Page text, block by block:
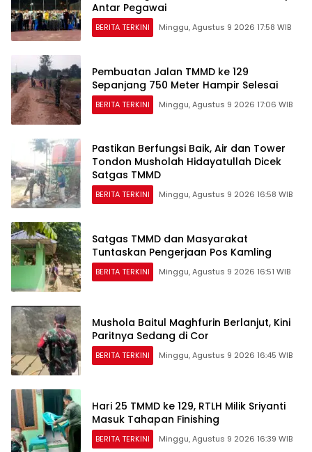
Antar Pegawai
BERITA TERKINI Minggu, Agustus 9 2026 17:58 WIB
Pembuatan Jalan TMMD ke 129
Sepanjang 750 Meter Hampir Selesai
BERITA TERKINI Minggu, Agustus 9 2026 17:06 WIB
Pastikan Berfungsi Baik, Air dan Tower
Tondon Musholah Hidayatullah Dicek
Satgas TMMD
BERITA TERKINI Minggu, Agustus 9 2026 16:58 WIB
Satgas TMMD dan Masyarakat
Tuntaskan Pengerjaan Pos Kamling
BERITA TERKINI Minggu, Agustus 9 2026 16:51 WIB
Mushola Baitul Maghfurin Berlanjut, Kini
Paritnya Sedang di Cor
BERITA TERKINI Minggu, Agustus 9 2026 16:45 WIB
Hari 25 TMMD ke 129, RTLH Milik Sriyanti
Masuk Tahapan Finishing
BERITA TERKINI Minggu, Agustus 9 2026 16:39 WIB